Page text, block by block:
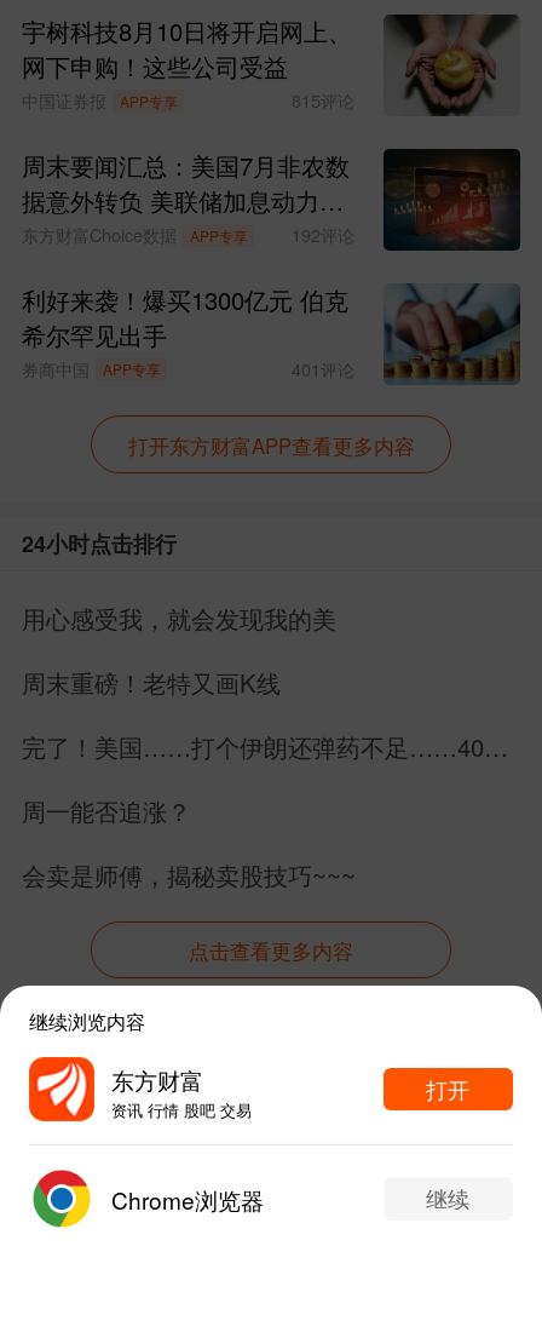
宇树科技8月10日将开启网上、
网下申购！这些公司受益
中国证券报 APP专享 815评论
周末要闻汇总：美国7月非农数
据意外转负 美联储加息动力骤
减
东方财富Choice数据 APP专享 192评论
利好来袭！爆买1300亿元 伯克
希尔罕见出手
券商中国 APP专享 401评论
打开东方财富APP查看更多内容
24小时点击排行
用心感受我，就会发现我的美
周末重磅！老特又画K线
完了！美国……打个伊朗还弹药不足……40万
周一能否追涨？
会卖是师傅，揭秘卖股技巧~~~
点击查看更多内容
资讯
触屏版
电脑版
给网站提点意见 下载APP
写评论...
6
东方财富APP内打开
继续浏览内容
东方财富
资讯 行情 股吧 交易
打开
Chrome浏览器 继续